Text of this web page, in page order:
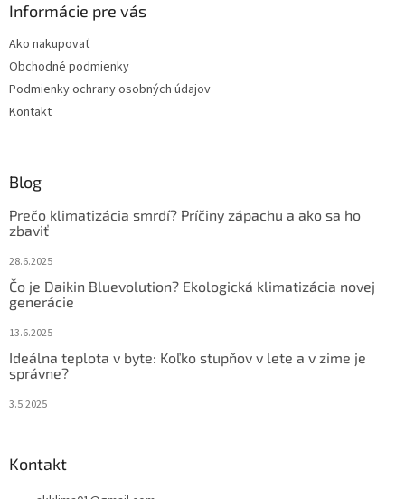
Informácie pre vás
Ako nakupovať
Obchodné podmienky
Podmienky ochrany osobných údajov
Kontakt
Blog
Prečo klimatizácia smrdí? Príčiny zápachu a ako sa ho
zbaviť
28.6.2025
Čo je Daikin Bluevolution? Ekologická klimatizácia novej
generácie
13.6.2025
Ideálna teplota v byte: Koľko stupňov v lete a v zime je
správne?
3.5.2025
Kontakt